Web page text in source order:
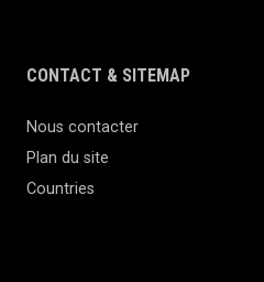
CONTACT & SITEMAP
Nous contacter
Plan du site
Countries